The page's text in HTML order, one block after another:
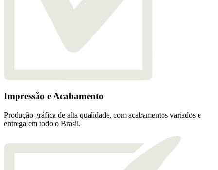
Impressão e Acabamento
Produção gráfica de alta qualidade, com acabamentos variados e
entrega em todo o Brasil.